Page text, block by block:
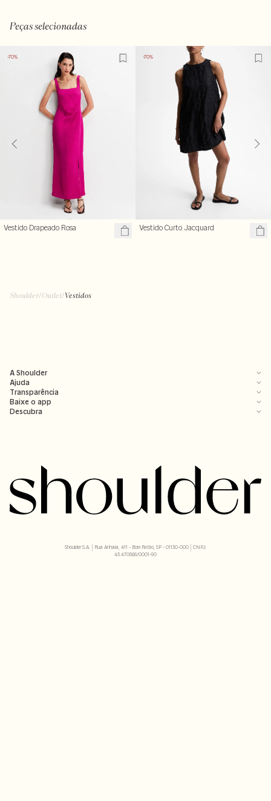
Peças selecionadas
-70%
Vestido Drapeado Rosa
-70%
Vestido Curto Jacquard
Shoulder/Outlet/Vestidos
A Shoulder
Ajuda
Transparência
Baixe o app
Descubra
Shoulder S.A. | Rua Anhaia, 411 - Bom Retiro, SP - 01130-000 | CNPJ:
43.470566/0001-90